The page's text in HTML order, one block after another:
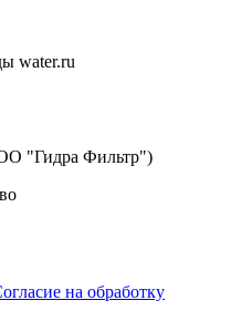
water.ru
"Гидра Фильтр")
на обработку